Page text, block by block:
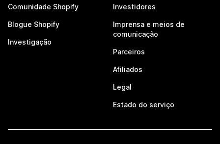
Comunidade Shopify
Blogue Shopify
Investigação
Investidores
Imprensa e meios de
comunicação
Parceiros
Afiliados
Legal
Estado do serviço